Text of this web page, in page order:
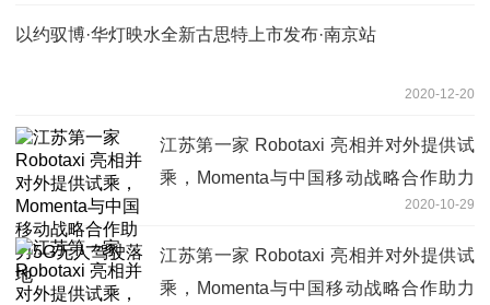
以约驭博·华灯映水全新古思特上市发布·南京站
2020-12-20
江苏第一家 Robotaxi 亮相并对外提供试
乘，Momenta与中国移动战略合作助力
2020-10-29
江苏第一家 Robotaxi 亮相并对外提供试
乘，Momenta与中国移动战略合作助力